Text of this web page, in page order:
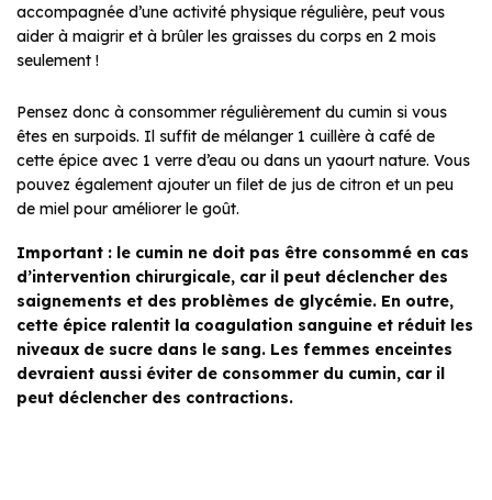
accompagnée d’une activité physique régulière, peut vous
aider à maigrir et à brûler les graisses du corps en 2 mois
seulement !
Pensez donc à consommer régulièrement du cumin si vous
êtes en surpoids. Il suffit de mélanger 1 cuillère à café de
cette épice avec 1 verre d’eau ou dans un yaourt nature. Vous
pouvez également ajouter un filet de jus de citron et un peu
de miel pour améliorer le goût.
Important : le cumin ne doit pas être consommé en cas
d’intervention chirurgicale, car il peut déclencher des
saignements et des problèmes de glycémie. En outre,
cette épice ralentit la coagulation sanguine et réduit les
niveaux de sucre dans le sang. Les femmes enceintes
devraient aussi éviter de consommer du cumin, car il
peut déclencher des contractions.